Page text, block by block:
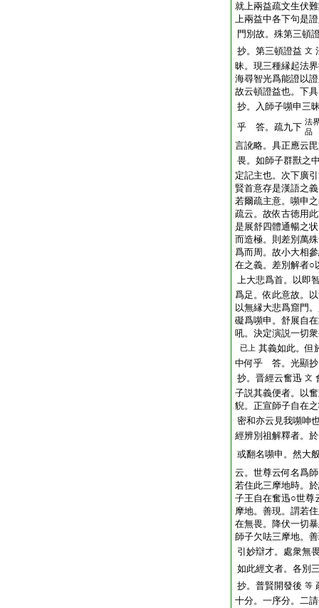
就上兩益疏文生伏
上兩益中各下句是
門別故。殊第三頓
抄。第三頓證益 文
昧。現三種縁起法
海尋智光爲能證以
故云頓證益也。下
抄。入師子嚬申三
乎 答。疏九下 法
品
言訛略。具正應云
畏。如師子群獸之
定記主也。次下廣
賢首意存是漢語之
若爾疏主意。嚬申
疏云。故依古徳用
是展舒四體通暢之
而造極。則差別萬
爲而周。故小大相
在之義。差別解者○
上大悲爲首。以即
爲足。依此意故。
以無縁大悲爲窟門
礙爲嚬申。舒展自
吼。決定演説一切
已上 其義如此。
中何乎 答。光顯抄
抄。晋經云奮迅 文
子説其義便者。以
貎。正宣師子自在
密和亦云見我嚬呻
經辨別祖解釋者。
或翻名嚬申。然大
云。世尊云何名爲
若住此三摩地時。
子王自在奮迅○世尊
摩地。善現。謂若
在無畏。降伏一切
師子欠呿三摩地。
引妙辯才。處衆無
如此經文者。各別
抄。普賢開發後 等
十分。一序分。二